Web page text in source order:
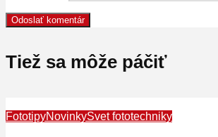
Tiež sa môže páčiť
FototipyNovinkySvet fototechniky